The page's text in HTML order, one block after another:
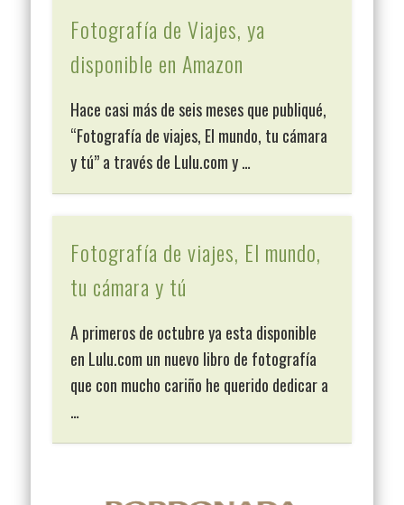
Fotografía de Viajes, ya
disponible en Amazon
Hace casi más de seis meses que publiqué,
“Fotografía de viajes, El mundo, tu cámara
y tú” a través de Lulu.com y …
Fotografía de viajes, El mundo,
tu cámara y tú
A primeros de octubre ya esta disponible
en Lulu.com un nuevo libro de fotografía
que con mucho cariño he querido dedicar a
…